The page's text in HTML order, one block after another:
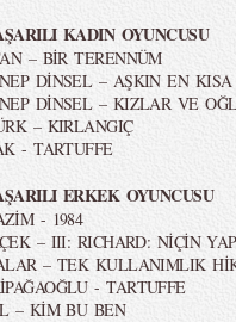
KADIN OYUNCUSU
– BİR TERENNÜM
DİNSEL – AŞKIN EN KISA
DİNSEL – KIZLAR VE
– KIRLANGIÇ
- TARTUFFE
ERKEK OYUNCUSU
- 1984
– III: RICHARD: NİÇİN
– TEK KULLANIMLIK
- TARTUFFE
– KİM BU BEN